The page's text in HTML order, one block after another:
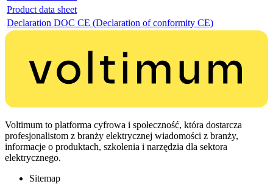
Product data sheet
Declaration DOC CE (Declaration of conformity CE)
Voltimum to platforma cyfrowa i społeczność, która dostarcza
profesjonalistom z branży elektrycznej wiadomości z branży,
informacje o produktach, szkolenia i narzędzia dla sektora
elektrycznego.
Sitemap